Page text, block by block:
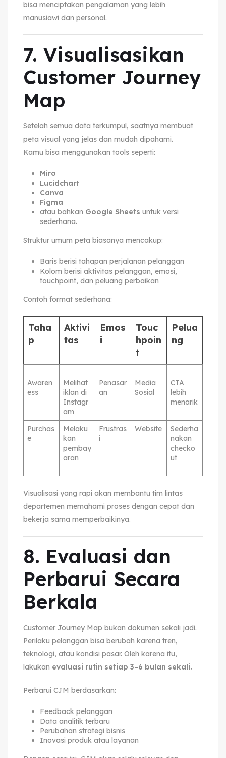
bisa menciptakan pengalaman yang lebih
manusiawi dan personal.
7. Visualisasikan
Customer Journey
Map
Setelah semua data terkumpul, saatnya membuat
peta visual yang jelas dan mudah dipahami.
Kamu bisa menggunakan tools seperti:
Miro
Lucidchart
Canva
Figma
atau bahkan Google Sheets untuk versi
sederhana.
Struktur umum peta biasanya mencakup:
Baris berisi tahapan perjalanan pelanggan
Kolom berisi aktivitas pelanggan, emosi,
touchpoint, dan peluang perbaikan
Contoh format sederhana:
Taha
p
Aktivi
tas
Emos
i
Touc
hpoin
t
Pelua
ng
Awaren
ess
Melihat
iklan di
Instagr
am
Penasar
an
Media
Sosial
CTA
lebih
menarik
Purchas
e
Melaku
kan
pembay
aran
Frustras
i
Website
Sederha
nakan
checko
ut
Visualisasi yang rapi akan membantu tim lintas
departemen memahami proses dengan cepat dan
bekerja sama memperbaikinya.
8. Evaluasi dan
Perbarui Secara
Berkala
Customer Journey Map bukan dokumen sekali jadi.
Perilaku pelanggan bisa berubah karena tren,
teknologi, atau kondisi pasar. Oleh karena itu,
lakukan evaluasi rutin setiap 3–6 bulan sekali.
Perbarui CJM berdasarkan:
Feedback pelanggan
Data analitik terbaru
Perubahan strategi bisnis
Inovasi produk atau layanan